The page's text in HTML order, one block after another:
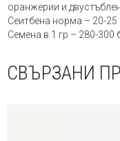
оранжерии и
Сеитбена норма – 20-25
Семена в 1 гр – 280-300
СВЪРЗАНИ